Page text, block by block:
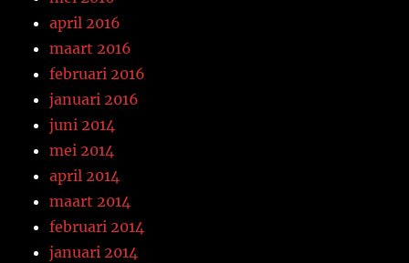
april 2016
maart 2016
februari 2016
januari 2016
juni 2014
mei 2014
april 2014
maart 2014
februari 2014
januari 2014